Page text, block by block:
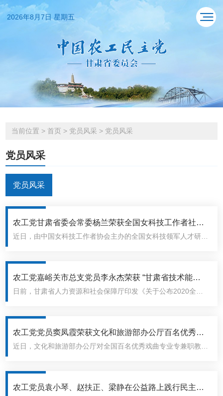
2026年8月7日 星期五
当前位置 > 首页 > 党员风采 > 党员风采
党员风采
党员风采
农工党甘肃省委会常委杨兰荣获全国女科技工作者社会
服务奖
近日，由中国女科技工作者协会主办的全国女科技领军人才研修
援湖北医疗队队长、甘肃省妇幼保健院副院长杨兰被授予2020
年度女科技工作者社会服..
农工党嘉峪关市总支党员李永杰荣获 “甘肃省技术能
手”荣誉称号
日前，甘肃省人力资源和社会保障厅印发《关于公布2020全省
党嘉峪关市总支党员李永杰荣获“甘肃省技术能手”荣誉称号。李
永杰，农工党党..
农工党党员窦凤霞荣获文化和旅游部办公厅百名优秀戏
曲专业兼职教师
近日，文化和旅游部办公厅对全国百名优秀戏曲专业专兼职教师
剧院副院长窦凤霞荣获文化和旅游部办公厅百名优秀戏曲专业兼
职教师。为贯彻落..
农工党员袁小琴、赵扶正、梁静在公益路上践行民主党